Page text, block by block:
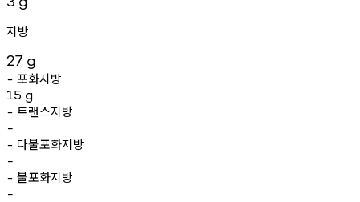
지방
27 g
- 포화지방
15 g
- 트랜스지방
-
- 다불포화지방
-
- 불포화지방
-